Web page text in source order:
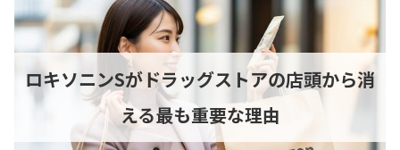
ロキソニンSがドラッグストアの店頭から消
える最も重要な理由